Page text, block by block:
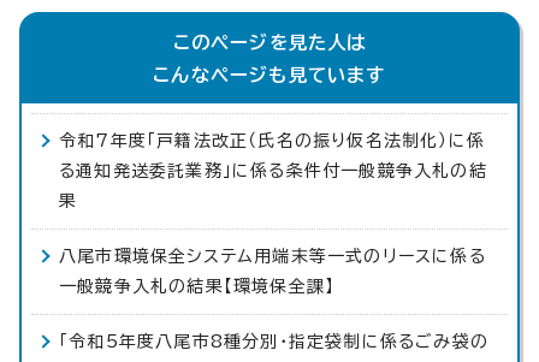
このページを見た人は
こんなページも見ています
令和7年度「戸籍法改正（氏名の振り仮名法制化）に係
る通知発送委託業務」に係る条件付一般競争入札の結
果
八尾市環境保全システム用端末等一式のリースに係る
一般競争入札の結果【環境保全課】
「令和5年度八尾市8種分別・指定袋制に係るごみ袋の